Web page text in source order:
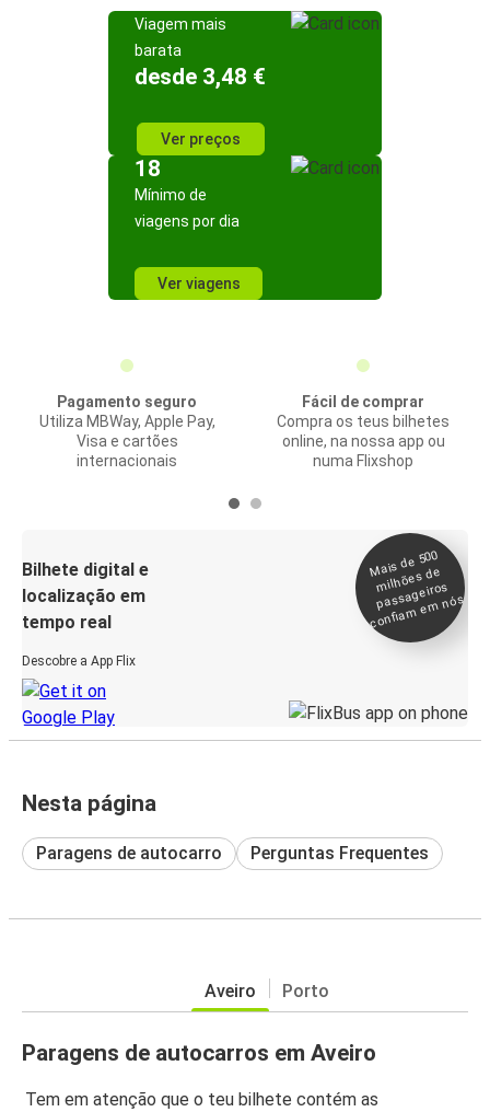
Viagem mais
barata
desde 3,48 €
Ver preços
18
Mínimo de
viagens por dia
Ver viagens
Pagamento seguro
Utiliza MBWay, Apple Pay,
Visa e cartões
internacionais
Fácil de comprar
Compra os teus bilhetes
online, na nossa app ou
numa Flixshop
Bilhete digital e
localização em
tempo real
Descobre a App Flix
Mais de 500
milhões de
passageiros
confia
m e
m nós
Nesta página
Paragens de autocarro Perguntas Frequentes
Aveiro Porto
Paragens de autocarros em Aveiro
Tem em atenção que o teu bilhete contém as